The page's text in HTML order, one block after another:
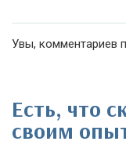
Увы, комментариев
Есть, что
своим